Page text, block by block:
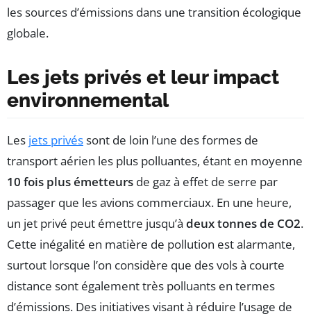
les sources d’émissions dans une transition écologique
globale.
Les jets privés et leur impact
environnemental
Les jets privéssont de loin l’une des formes de
transport aérien les plus polluantes, étant en moyenne
10 fois plus émetteurs de gaz à effet de serre par
passager que les avions commerciaux. En une heure,
un jet privé peut émettre jusqu’à deux tonnes de CO2.
Cette inégalité en matière de pollution est alarmante,
surtout lorsque l’on considère que des vols à courte
distance sont également très polluants en termes
d’émissions. Des initiatives visant à réduire l’usage de